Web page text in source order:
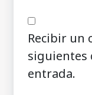
Recibir un
siguientes
entrada.